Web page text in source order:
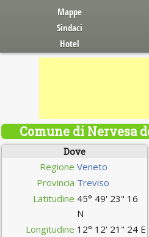
Mappe
Sindaci
Hotel
Comune di Nervesa
Dove
Regione Veneto
Provincia Treviso
Latitudine 45° 49' 23" 16
N
Longitudine 12° 12' 21" 24 E